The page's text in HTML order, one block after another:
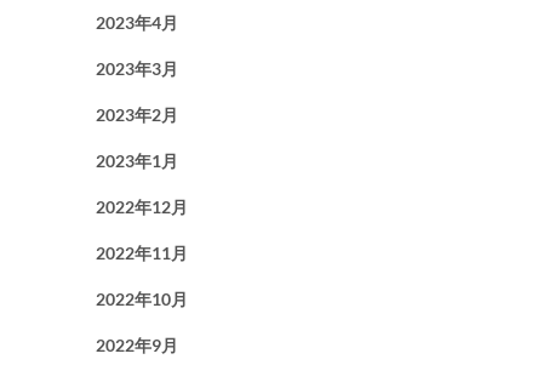
2023年4月
2023年3月
2023年2月
2023年1月
2022年12月
2022年11月
2022年10月
2022年9月